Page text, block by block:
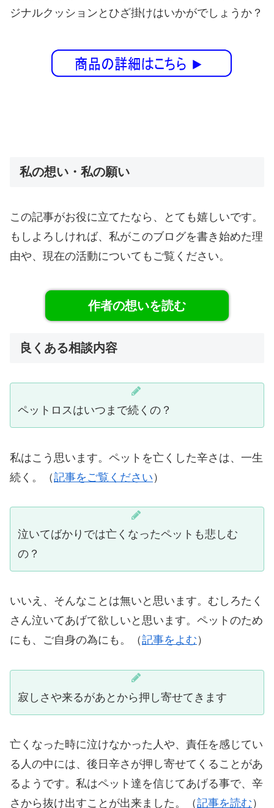
ジナルクッションとひざ掛けはいかがでしょうか？
私の想い・私の願い
この記事がお役に立てたなら、とても嬉しいです。
もしよろしければ、私がこのブログを書き始めた理
由や、現在の活動についてもご覧ください。
作者の想いを読む
良くある相談内容
ペットロスはいつまで続くの？
私はこう思います。ペットを亡くした辛さは、一生
続く。（記事をご覧ください ）
泣いてばかりでは亡くなったペットも悲しむ
の？
いいえ、そんなことは無いと思います。むしろたく
さん泣いてあげて欲しいと思います。ペットのため
にも、ご自身の為にも。（記事をよむ ）
寂しさや来るがあとから押し寄せてきます
亡くなった時に泣けなかった人や、責任を感じてい
る人の中には、後日辛さが押し寄せてくることがあ
るようです。私はペット達を信じてあげる事で、辛
さから抜け出すことが出来ました。（記事を読む ）